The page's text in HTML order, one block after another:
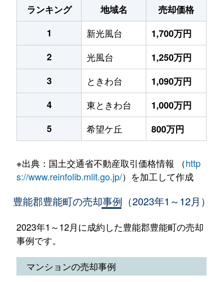
ランキング
地域名
売却価格
1
新光風台
1,700万円
2
光風台
1,250万円
3
ときわ台
1,090万円
4
東ときわ台
1,000万円
5
希望ケ丘 800万円
※出典：国土交通省不動産取引価格情報 （http
s://www.reinfolib.mlit.go.jp/）を加工して作成
豊能郡豊能町の売却事例（2023年1～12月）
2023年1～12月に成約した豊能郡豊能町の売却
事例です。
マンションの売却事例